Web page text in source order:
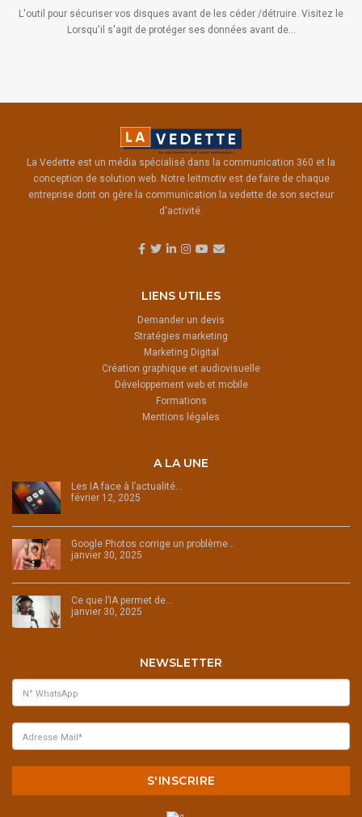
L'outil pour sécuriser vos disques avant de les céder /détruire. Visitez le
Lorsqu'il s'agit de protéger ses données avant de...
La Vedette est un média spécialisé dans la communication 360 et la
conception de solution web. Notre leitmotiv est de faire de chaque
entreprise dont on gère la communication la vedette de son secteur
d'activité.
LIENS UTILES
Demander un devis
Stratégies marketing
Marketing Digital
Création graphique et audiovisuelle
Développement web et mobile
Formations
Mentions légales
A LA UNE
Les IA face à l’actualité…
février 12, 2025
Google Photos corrige un problème…
janvier 30, 2025
Ce que l’IA permet de…
janvier 30, 2025
NEWSLETTER